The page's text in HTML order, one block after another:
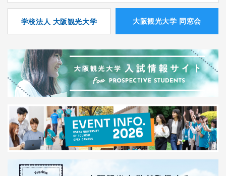
学校法人 大阪観光大学 ⼤阪観光⼤学 同窓会